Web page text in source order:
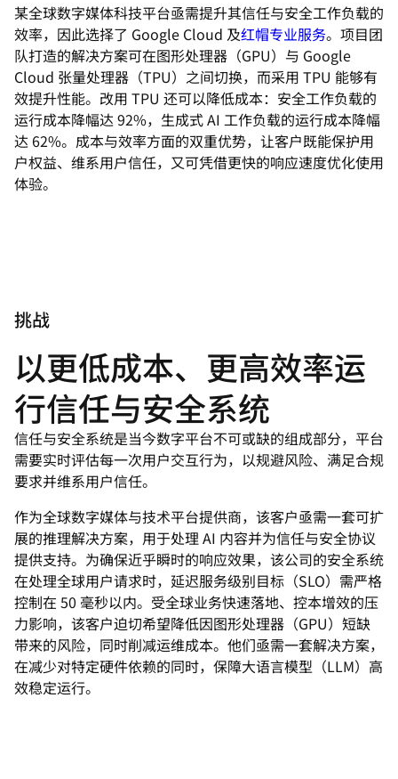
某全球数字媒体科技平台亟需提升其信任与安全工作负载的
效率，因此选择了 Google Cloud 及红帽专业服务。项目团
队打造的解决方案可在图形处理器（GPU）与 Google
Cloud 张量处理器（TPU）之间切换，而采用 TPU 能够有
效提升性能。改用 TPU 还可以降低成本：安全工作负载的
运行成本降幅达 92%，生成式 AI 工作负载的运行成本降幅
达 62%。成本与效率方面的双重优势，让客户既能保护用
户权益、维系用户信任，又可凭借更快的响应速度优化使用
体验。
挑战
以更低成本、更高效率运
行信任与安全系统
信任与安全系统是当今数字平台不可或缺的组成部分，平台
需要实时评估每一次用户交互行为，以规避风险、满足合规
要求并维系用户信任。
作为全球数字媒体与技术平台提供商，该客户亟需一套可扩
展的推理解决方案，用于处理 AI 内容并为信任与安全协议
提供支持。为确保近乎瞬时的响应效果，该公司的安全系统
在处理全球用户请求时，延迟服务级别目标（SLO）需严格
控制在 50 毫秒以内。受全球业务快速落地、控本增效的压
力影响，该客户迫切希望降低因图形处理器（GPU）短缺
带来的风险，同时削减运维成本。他们亟需一套解决方案，
在减少对特定硬件依赖的同时，保障大语言模型（LLM）高
效稳定运行。